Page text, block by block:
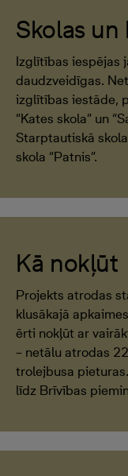
Skolas
Izglītības iespējas
daudzveidīgas.
izglītības iestāde,
“Kates skola” un
Starptautiskā
skola “Patnis”.
Kā nokļūt
Projekts atrodas
klusākajā
ērti nokļūt ar
– netālu atrodas
trolejbusa
līdz Brīvības